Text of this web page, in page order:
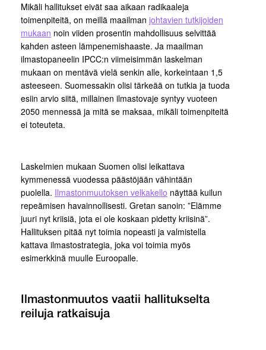
Mikäli hallitukset eivät saa aikaan radikaaleja
toimenpiteitä, on meillä maailman johtavien tutkijoiden
mukaan noin viiden prosentin mahdollisuus selvittää
kahden asteen lämpenemishaaste. Ja maailman
ilmastopaneelin IPCC:n viimeisimmän laskelman
mukaan on mentävä vielä senkin alle, korkeintaan 1,5
asteeseen. Suomessakin olisi tärkeää on tutkia ja tuoda
esiin arvio siitä, millainen ilmastovaje syntyy vuoteen
2050 mennessä ja mitä se maksaa, mikäli toimenpiteitä
ei toteuteta.
Laskelmien mukaan Suomen olisi leikattava
kymmenessä vuodessa päästöjään vähintään
puolella. Ilmastonmuutoksen velkakello näyttää kuilun
repeämisen havainnollisesti. Gretan sanoin: ”Elämme
juuri nyt kriisiä, jota ei ole koskaan pidetty kriisinä”.
Hallituksen pitää nyt toimia nopeasti ja valmistella
kattava ilmastostrategia, joka voi toimia myös
esimerkkinä muulle Euroopalle.
Ilmastonmuutos vaatii hallitukselta
reiluja ratkaisuja